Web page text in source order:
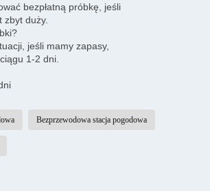
bezpłatną próbkę, jeśli
zbyt duży.
jeśli mamy zapasy,
1-2 dni.
Bezprzewodowa stacja pogodowa